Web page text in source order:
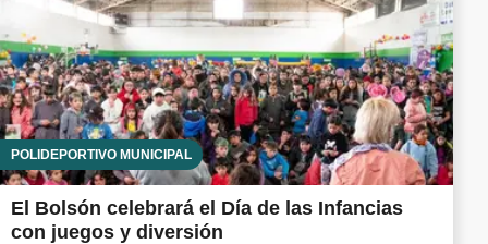
POLIDEPORTIVO MUNICIPAL
El Bolsón celebrará el Día de las Infancias
con juegos y diversión